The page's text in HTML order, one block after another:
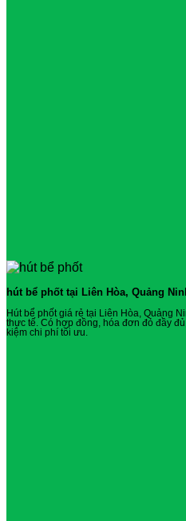
hút bể phốt tại Liên Hòa, Quảng
Hút bể phốt giá rẻ tại Liên Hòa, Quảng
thực tế. Có hợp đồng, hóa đơn đỏ đầy
kiệm chi phí tối ưu.